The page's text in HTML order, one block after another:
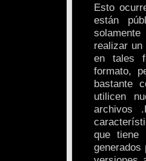
Esto
están
realizar un
en tales
formato,
bastante
utilicen
archivos
que tiene
generados